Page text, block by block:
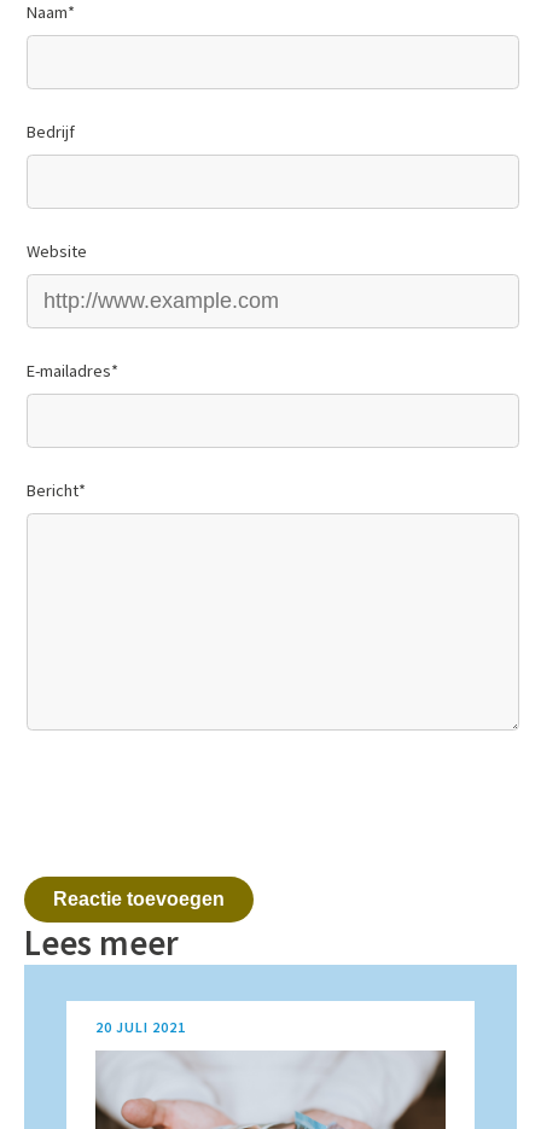
Naam*
Bedrijf
Website
E-mailadres*
Bericht*
Reactie toevoegen
Lees meer
20 JULI 2021